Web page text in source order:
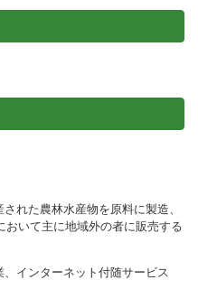
れた農林水産物を原料に製造、
おいて主に地域外の者に販売する
インターネット付随サービス